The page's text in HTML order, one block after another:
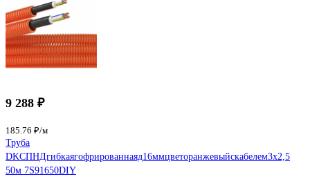
9 288 ₽
185.76 ₽/м
Труба
DKCПНДгибкаягофрированнаяд16ммцветоранжевыйскабелем3x2,5
50м 7S91650DIY